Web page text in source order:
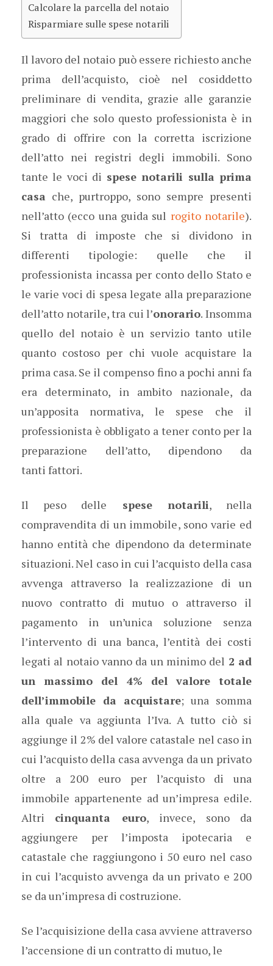
Calcolare la parcella del notaio
Risparmiare sulle spese notarili
Il lavoro del notaio può essere richiesto anche
prima dell’acquisto, cioè nel cosiddetto
preliminare di vendita, grazie alle garanzie
maggiori che solo questo professionista è in
grado di offrire con la corretta iscrizione
dell’atto nei registri degli immobili. Sono
tante le voci di spese notarili sulla prima
casa che, purtroppo, sono sempre presenti
nell’atto (ecco una guida sul rogito notarile).
Si tratta di imposte che si dividono in
differenti tipologie: quelle che il
professionista incassa per conto dello Stato e
le varie voci di spesa legate alla preparazione
dell’atto notarile, tra cui l’onorario. Insomma
quello del notaio è un servizio tanto utile
quanto costoso per chi vuole acquistare la
prima casa. Se il compenso fino a pochi anni fa
era determinato, in ambito nazionale, da
un’apposita normativa, le spese che il
professionista è obbligato a tener conto per la
preparazione dell’atto, dipendono da
tanti fattori.
Il peso delle spese notarili, nella
compravendita di un immobile, sono varie ed
hanno entità che dipendono da determinate
situazioni. Nel caso in cui l’acquisto della casa
avvenga attraverso la realizzazione di un
nuovo contratto di mutuo o attraverso il
pagamento in un’unica soluzione senza
l’intervento di una banca, l’entità dei costi
legati al notaio vanno da un minimo del 2 ad
un massimo del 4% del valore totale
dell’immobile da acquistare; una somma
alla quale va aggiunta l’Iva. A tutto ciò si
aggiunge il 2% del valore catastale nel caso in
cui l’acquisto della casa avvenga da un privato
oltre a 200 euro per l’acquisto di una
immobile appartenente ad un’impresa edile.
Altri cinquanta euro, invece, sono da
aggiungere per l’imposta ipotecaria e
catastale che raggiungono i 50 euro nel caso
in cui l’acquisto avvenga da un privato e 200
se da un’impresa di costruzione.
Se l’acquisizione della casa avviene attraverso
l’accensione di un contratto di mutuo, le